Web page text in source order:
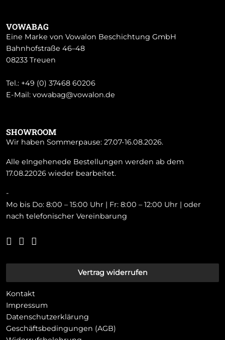
VOWABAG
Eine Marke von Vowalon Beschichtung GmbH
Bahnhofstraße 46–48
08233 Treuen
Tel.: +49 (0) 37468 60206
E-Mail: vowabag@vowalon.de
SHOWROOM
Wir haben Sommerpause: 27.07-16.08.2026.
Alle eIngehenede Bestellungen werden ab dem
17.08.22026 wieder bearbeitet.
-
Mo bis Do: 8:00 – 15:00 Uhr | Fr: 8:00 – 12:00 Uhr | oder
nach telefonischer Vereinbarung
Vertrag widerrufen
Kontakt
Impressum
Datenschutzerklärung
Geschäftsbedingungen (AGB)